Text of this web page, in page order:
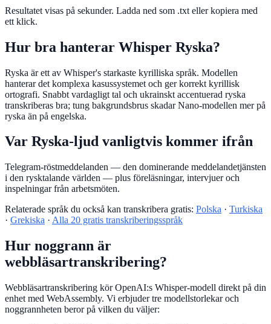
Resultatet visas på sekunder. Ladda ned som .txt eller kopiera med
ett klick.
Hur bra hanterar Whisper Ryska?
Ryska är ett av Whisper's starkaste kyrilliska språk. Modellen
hanterar det komplexa kasussystemet och ger korrekt kyrillisk
ortografi. Snabbt vardagligt tal och ukrainskt accentuerad ryska
transkriberas bra; tung bakgrundsbrus skadar Nano-modellen mer på
ryska än på engelska.
Var Ryska-ljud vanligtvis kommer ifrån
Telegram-röstmeddelanden — den dominerande meddelandetjänsten
i den rysktalande världen — plus föreläsningar, intervjuer och
inspelningar från arbetsmöten.
Relaterade språk du också kan transkribera gratis: Polska · Turkiska
· Grekiska · Alla 20 gratis transkriberingsspråk
Hur noggrann är
webbläsartranskribering?
Webbläsartranskribering kör OpenAI:s Whisper-modell direkt på din
enhet med WebAssembly. Vi erbjuder tre modellstorlekar och
noggrannheten beror på vilken du väljer: